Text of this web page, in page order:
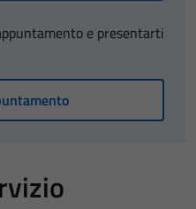
e presentarti